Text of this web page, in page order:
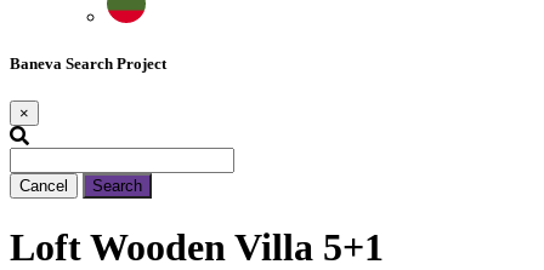
Baneva Search Project
×
Cancel Search
Loft Wooden Villa 5+1